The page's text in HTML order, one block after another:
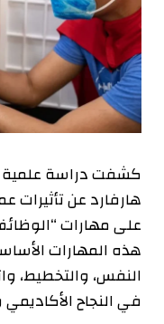
كشفت دراسة علمية
على مهارات
هذه المهارات
النفس، والتخطيط،
في النجاح